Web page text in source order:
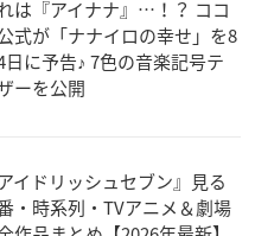
は『アイナナ』…！？ ココ
式が「ナナイロの幸せ」を8
日に予告♪ 7色の音楽記号テ
ーを公開
アイドリッシュセブン』見る
・時系列・TVアニメ＆劇場